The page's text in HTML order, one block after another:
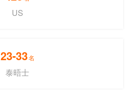
US
23-33名
泰晤士